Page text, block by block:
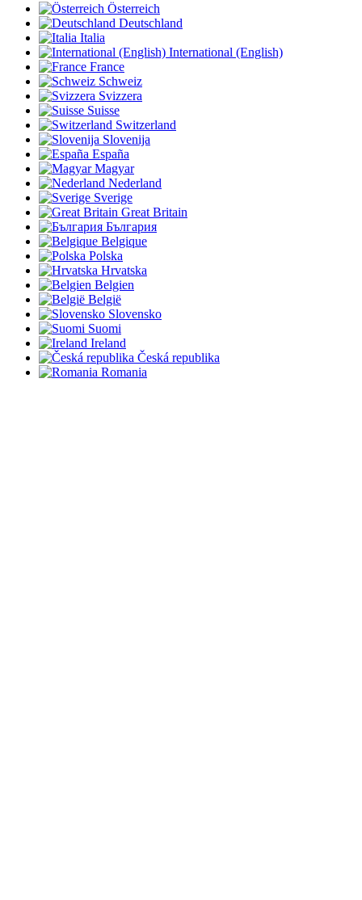
Österreich
Deutschland
Italia
International (English)
France
Schweiz
Svizzera
Suisse
Switzerland
Slovenija
España
Magyar
Nederland
Sverige
Great Britain
България
Belgique
Polska
Hrvatska
Belgien
België
Slovensko
Suomi
Ireland
Česká republika
Romania